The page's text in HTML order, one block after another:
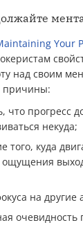
Your
над своим
причины:
что прогресс
некуда;
того, куда
ощущения
на другие
очевидность